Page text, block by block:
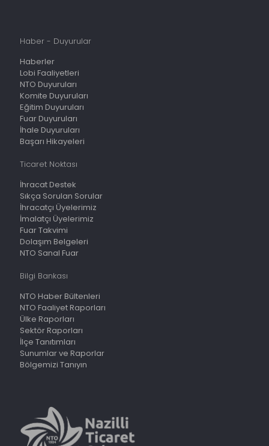
Haber - Duyurular
Haberler
Lobi Faaliyetleri
NTO Duyuruları
Komite Duyuruları
Eğitim Duyuruları
Fuar Duyuruları
İhale Duyuruları
Başarı Hikayeleri
Ticaret Noktası
İhracat Destek
Sıkça Sorulan Sorular
İhracatçı Üyelerimiz
İmalatçı Üyelerimiz
Fuar Takvimi
Dolaşım Belgeleri
NTO Sanal Fuar
Bilgi Bankası
NTO Haber Bültenleri
NTO Faaliyet Raporları
Ülke Raporları
Sektör Raporları
İlçe Tanıtımları
Sunumlar ve Raporlar
Bölgemizi Tanıyın